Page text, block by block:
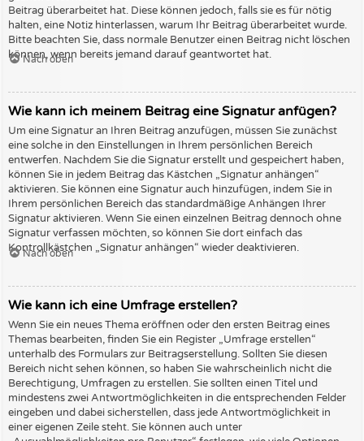
Beitrag überarbeitet hat. Diese können jedoch, falls sie es für nötig
halten, eine Notiz hinterlassen, warum Ihr Beitrag überarbeitet wurde.
Bitte beachten Sie, dass normale Benutzer einen Beitrag nicht löschen
können, wenn bereits jemand darauf geantwortet hat.
Nach oben
Wie kann ich meinem Beitrag eine Signatur anfügen?
Um eine Signatur an Ihren Beitrag anzufügen, müssen Sie zunächst
eine solche in den Einstellungen in Ihrem persönlichen Bereich
entwerfen. Nachdem Sie die Signatur erstellt und gespeichert haben,
können Sie in jedem Beitrag das Kästchen „Signatur anhängen“
aktivieren. Sie können eine Signatur auch hinzufügen, indem Sie in
Ihrem persönlichen Bereich das standardmäßige Anhängen Ihrer
Signatur aktivieren. Wenn Sie einen einzelnen Beitrag dennoch ohne
Signatur verfassen möchten, so können Sie dort einfach das
Kontrollkästchen „Signatur anhängen“ wieder deaktivieren.
Nach oben
Wie kann ich eine Umfrage erstellen?
Wenn Sie ein neues Thema eröffnen oder den ersten Beitrag eines
Themas bearbeiten, finden Sie ein Register „Umfrage erstellen“
unterhalb des Formulars zur Beitragserstellung. Sollten Sie diesen
Bereich nicht sehen können, so haben Sie wahrscheinlich nicht die
Berechtigung, Umfragen zu erstellen. Sie sollten einen Titel und
mindestens zwei Antwortmöglichkeiten in die entsprechenden Felder
eingeben und dabei sicherstellen, dass jede Antwortmöglichkeit in
einer eigenen Zeile steht. Sie können auch unter